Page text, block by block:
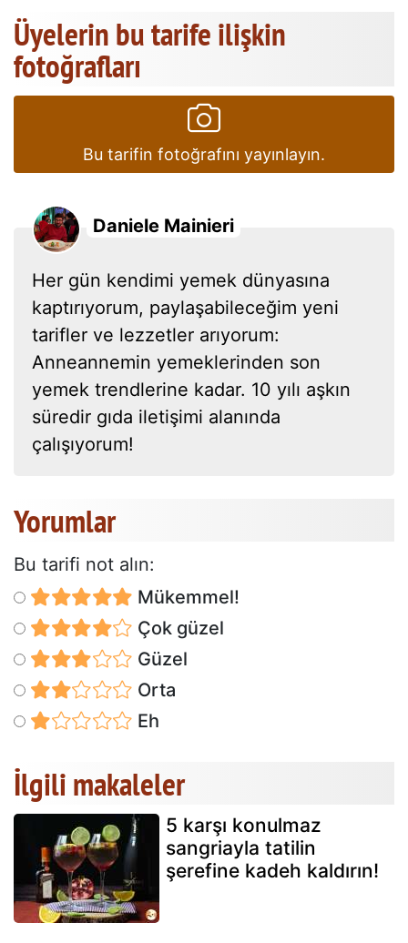
Üyelerin bu tarife ilişkin
fotoğrafları
Bu tarifin fotoğrafını yayınlayın.
Daniele Mainieri
Her gün kendimi yemek dünyasına
kaptırıyorum, paylaşabileceğim yeni
tarifler ve lezzetler arıyorum:
Anneannemin yemeklerinden son
yemek trendlerine kadar. 10 yılı aşkın
süredir gıda iletişimi alanında
çalışıyorum!
Yorumlar
Bu tarifi not alın:
Mükemmel!
Çok güzel
Güzel
Orta
Eh
İlgili makaleler
5 karşı konulmaz
sangriayla tatilin
şerefine kadeh kaldırın!